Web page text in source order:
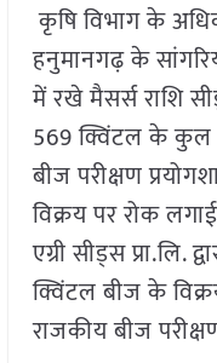
कृषि विभाग के
हनुमानगढ़ के
में रखे मैसर्स राशि
569 क्विंटल के कुल
बीज परीक्षण
विक्रय पर रोक
एग्री सीड्स प्रा.लि.
क्विंटल बीज के
राजकीय बीज